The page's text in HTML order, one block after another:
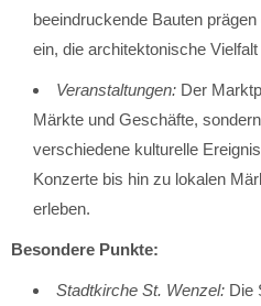
beeindruckende Bauten
ein, die architektonische
Veranstaltungen: Der
Märkte und Geschäfte,
verschiedene kulturelle
Konzerte bis hin zu lokalen
erleben.
Besondere Punkte:
Stadtkirche St. Wenzel: Die